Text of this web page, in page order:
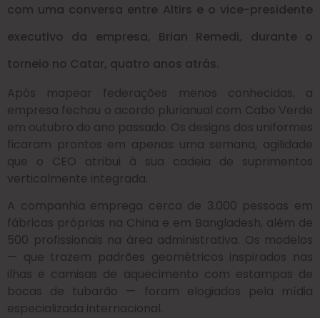
com uma conversa entre Altirs e o vice-presidente
executivo da empresa, Brian Remedi, durante o
torneio no Catar, quatro anos atrás.
Após mapear federações menos conhecidas, a
empresa fechou o acordo plurianual com Cabo Verde
em outubro do ano passado. Os designs dos uniformes
ficaram prontos em apenas uma semana, agilidade
que o CEO atribui à sua cadeia de suprimentos
verticalmente integrada.
A companhia emprega cerca de 3.000 pessoas em
fábricas próprias na China e em Bangladesh, além de
500 profissionais na área administrativa. Os modelos
— que trazem padrões geométricos inspirados nas
ilhas e camisas de aquecimento com estampas de
bocas de tubarão — foram elogiados pela mídia
especializada internacional.